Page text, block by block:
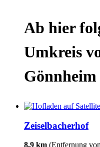
Ab hier
Umkreis
Gönnheim
Zeiselbacherhof
8,9 km (Entfernung